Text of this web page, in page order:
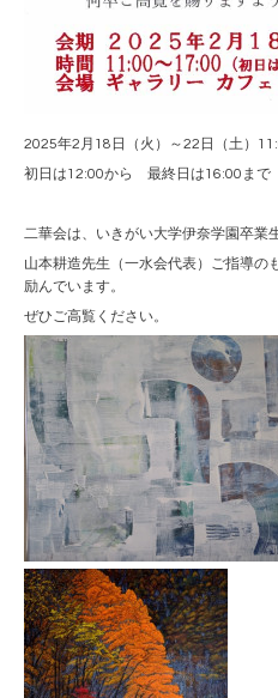
2025年2月18日（火）～22日（土）
初日は12:00から 最終日は16:00まで
二華会は、いきがい大学伊奈学園卒業
山本耕造先生（一水会代表）ご指導の
励んでいます。
ぜひご高覧ください。